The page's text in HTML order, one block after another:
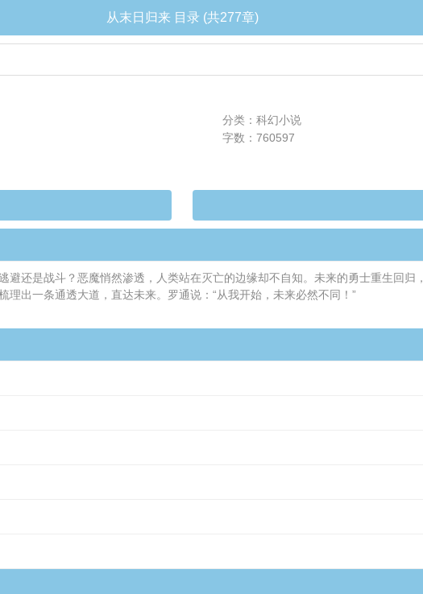
从末日归来 目录 (共277章)
分类：科幻小说
字数：760597
还是战斗？恶魔悄然渗透，人类站在灭亡的边缘却不自知。未来的勇士重生回
出一条通透大道，直达未来。罗通说：“从我开始，未来必然不同！”